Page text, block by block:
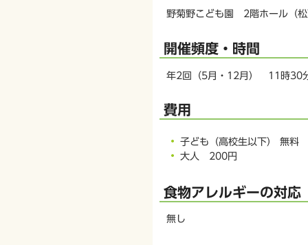
野菊野こども園 2階ホール（松
開催頻度・時間
年2回（5月・12月） 11時30
費用
子ども（高校生以下） 無料
大人 200円
食物アレルギーの対応
無し